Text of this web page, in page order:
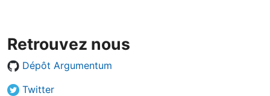
Retrouvez nous
Dépôt Argumentum
Twitter